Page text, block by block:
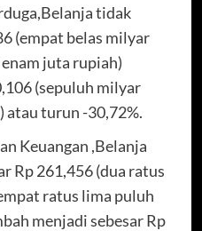
tidak
(empat belas milyar
juta rupiah)
(sepuluh milyar
atau turun -30,72%.
Keuangan ,Belanja
Rp 261,456 (dua ratus
ratus lima puluh
menjadi sebesar Rp